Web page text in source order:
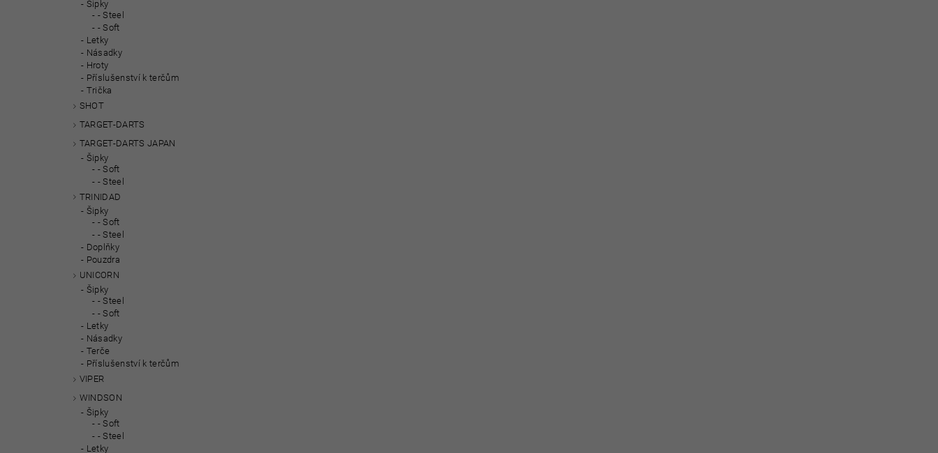
Šipky
- Steel
- Soft
Letky
Násadky
Hroty
Příslušenství k terčům
Trička
SHOT
TARGET-DARTS
TARGET-DARTS JAPAN
Šipky
- Soft
- Steel
TRINIDAD
Šipky
- Soft
- Steel
Doplňky
Pouzdra
UNICORN
Šipky
- Steel
- Soft
Letky
Násadky
Terče
Příslušenství k terčům
VIPER
WINDSON
Šipky
- Soft
- Steel
Letky